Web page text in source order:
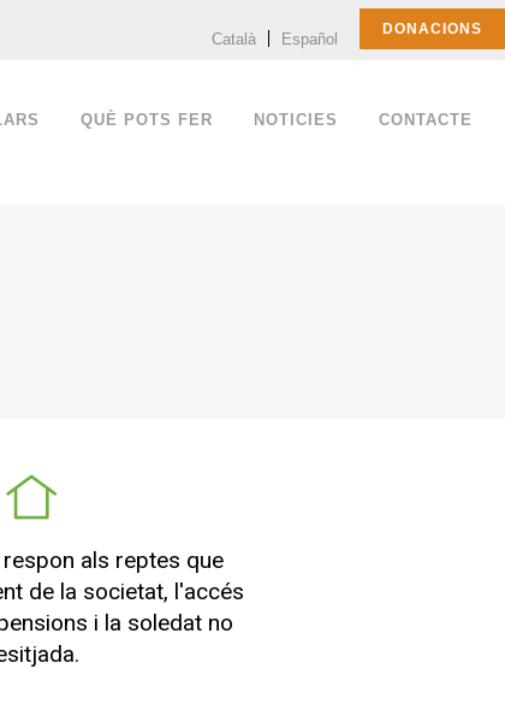
Català Español
DONACIONS
QUÈ POTS FER NOTICIES CONTACTE
als reptes que
de la societat, l'accés
i la soledat no